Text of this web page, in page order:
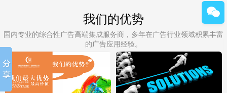
我们的优势
国内专业的综合性广告高端集成服务商，多年在广告行业领域积累丰富
的广告应用经验。